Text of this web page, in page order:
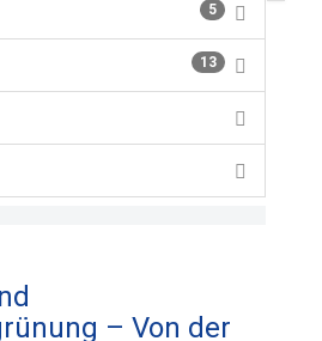
5
13
– Von der